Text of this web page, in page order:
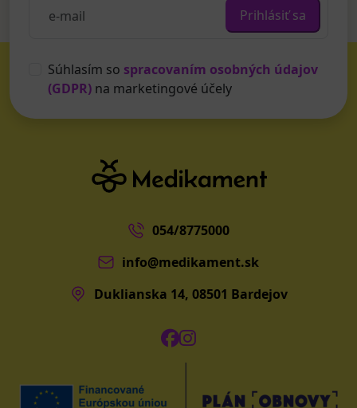
Prihlásiť sa
Súhlasím so spracovaním osobných údajov
(GDPR) na marketingové účely
054/8775000
info@medikament.sk
Duklianska 14, 08501 Bardejov